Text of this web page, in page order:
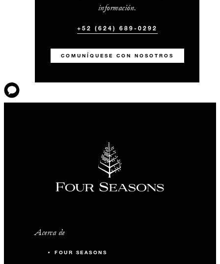
información.
+52 (624) 689-0292
COMUNÍQUESE CON NOSOTROS
Acerca de
FOUR SEASONS